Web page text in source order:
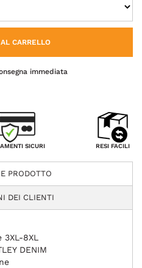
CARRELLO
immediata
SICURI RESI FACILI
PRODOTTO
DEI CLIENTI
8XL
DENIM